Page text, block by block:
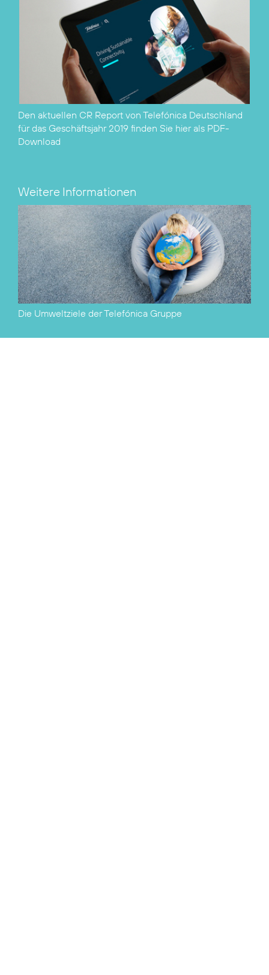
Den aktuellen CR Report von Telefónica Deutschland
für das Geschäftsjahr 2019 finden Sie hier als PDF-
Download
Weitere Informationen
Die Umweltziele der Telefónica Gruppe